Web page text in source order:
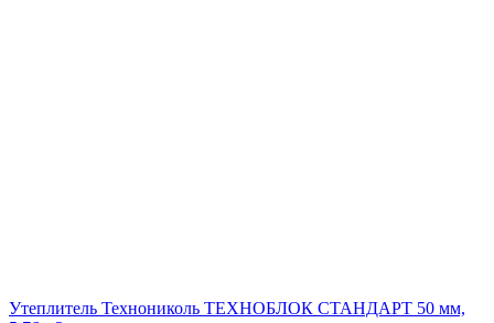
Утеплитель Технониколь ТЕХНОБЛОК СТАНДАРТ 50 мм,